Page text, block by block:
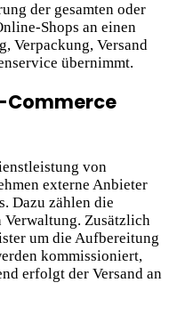
der gesamten oder
Shops an einen
Verpackung, Versand
übernimmt.
Commerce
von
externe Anbieter
Dazu zählen die
Verwaltung. Zusätzlich
um die Aufbereitung
kommissioniert,
erfolgt der Versand an